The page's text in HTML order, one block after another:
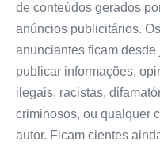
de conteúdos gerados
anúncios publicitários.
anunciantes ficam
publicar informações,
ilegais, racistas,
criminosos, ou qualquer
autor. Ficam cientes